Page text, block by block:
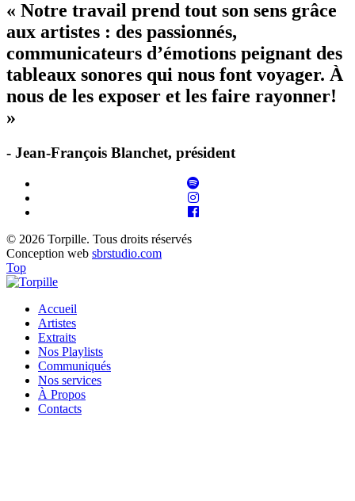
« Notre travail prend tout son sens grâce
aux artistes : des passionnés,
communicateurs d’émotions peignant des
tableaux sonores qui nous font voyager. À
nous de les exposer et les faire rayonner!
»
- Jean-François Blanchet, président
© 2026 Torpille. Tous droits réservés
Conception web sbrstudio.com
Top
Accueil
Artistes
Extraits
Nos Playlists
Communiqués
Nos services
À Propos
Contacts